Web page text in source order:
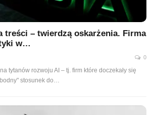
treści – twierdzą oskarżenia. Firma
w…
0
tytanów rozwoju AI – tj. firm które doczekały się
stosunek do…